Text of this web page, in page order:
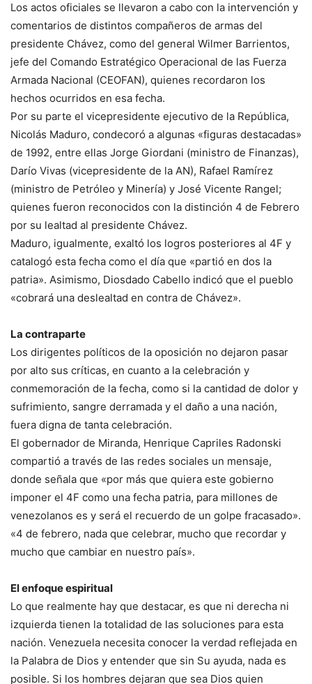
Los actos oficiales se llevaron a cabo con la intervención y
comentarios de distintos compañeros de armas del
presidente Chávez, como del general Wilmer Barrientos,
jefe del Comando Estratégico Operacional de las Fuerza
Armada Nacional (CEOFAN), quienes recordaron los
hechos ocurridos en esa fecha.
Por su parte el vicepresidente ejecutivo de la República,
Nicolás Maduro, condecoró a algunas «figuras destacadas»
de 1992, entre ellas Jorge Giordani (ministro de Finanzas),
Darío Vivas (vicepresidente de la AN), Rafael Ramírez
(ministro de Petróleo y Minería) y José Vicente Rangel;
quienes fueron reconocidos con la distinción 4 de Febrero
por su lealtad al presidente Chávez.
Maduro, igualmente, exaltó los logros posteriores al 4F y
catalogó esta fecha como el día que «partió en dos la
patria». Asimismo, Diosdado Cabello indicó que el pueblo
«cobrará una deslealtad en contra de Chávez».
La contraparte
Los dirigentes políticos de la oposición no dejaron pasar
por alto sus críticas, en cuanto a la celebración y
conmemoración de la fecha, como si la cantidad de dolor y
sufrimiento, sangre derramada y el daño a una nación,
fuera digna de tanta celebración.
El gobernador de Miranda, Henrique Capriles Radonski
compartió a través de las redes sociales un mensaje,
donde señala que «por más que quiera este gobierno
imponer el 4F como una fecha patria, para millones de
venezolanos es y será el recuerdo de un golpe fracasado».
«4 de febrero, nada que celebrar, mucho que recordar y
mucho que cambiar en nuestro país».
El enfoque espiritual
Lo que realmente hay que destacar, es que ni derecha ni
izquierda tienen la totalidad de las soluciones para esta
nación. Venezuela necesita conocer la verdad reflejada en
la Palabra de Dios y entender que sin Su ayuda, nada es
posible. Si los hombres dejaran que sea Dios quien